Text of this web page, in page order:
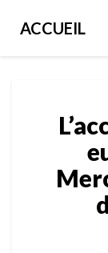
ACCUEIL